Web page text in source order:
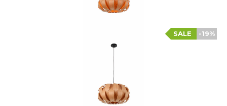
-19%
SALE